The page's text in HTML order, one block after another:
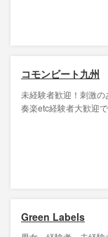
コモンビート九州
未経験者歓迎！刺激
奏楽etc経験者大歓迎
Green Labels